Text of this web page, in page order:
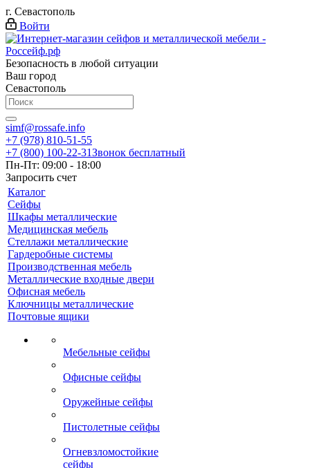
г. Севастополь
Войти
Безопасность в любой ситуации
Ваш город
Севастополь
simf@rossafe.info
+7 (978) 810-51-55
+7 (800) 100-22-31Звонок бесплатный
Пн-Пт: 09:00 - 18:00
Запросить счет
Каталог
Сейфы
Шкафы металлические
Медицинская мебель
Стеллажи металлические
Гардеробные системы
Производственная мебель
Металлические входные двери
Офисная мебель
Ключницы металлические
Почтовые ящики
Мебельные сейфы
Офисные сейфы
Оружейные сейфы
Пистолетные сейфы
Огневзломостойкие
сейфы